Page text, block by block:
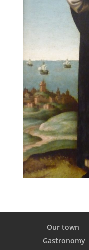
Our town
Gastronomy